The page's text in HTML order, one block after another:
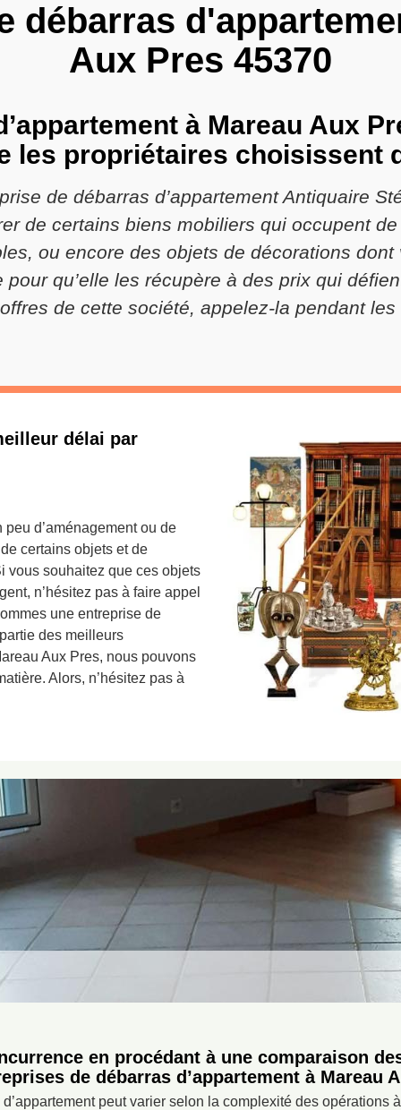
débarras
Aux Pres 45370
à Mareau Aux
les propriétaires choisissent
de débarras d’appartement Antiquaire
de certains biens mobiliers qui occupent
ou encore des objets de décorations
qu’elle les récupère à des prix qui
de cette société, appelez-la pendant
délai par
d’aménagement ou de
certains objets et de
vous souhaitez que ces objets
n’hésitez pas à faire appel
une entreprise de
des meilleurs
Aux Pres, nous pouvons
Alors, n’hésitez pas à
en procédant à une comparaison
de débarras d’appartement à Mareau
d’appartement peut varier selon la complexité des opérations